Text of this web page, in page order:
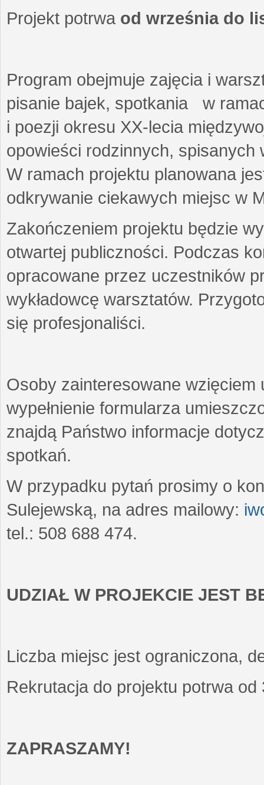
Projekt potrwa od września do
Program obejmuje zajęcia i
pisanie bajek, spotkania w
i poezji okresu XX-lecia
opowieści rodzinnych,
W ramach projektu planowana
odkrywanie ciekawych miejsc w
Zakończeniem projektu będzie
otwartej publiczności. Podczas
opracowane przez uczestników
wykładowcę warsztatów.
się profesjonaliści.
Osoby zainteresowane wzięciem
wypełnienie formularza
znajdą Państwo informacje
spotkań.
W przypadku pytań prosimy o
Sulejewską, na adres mailowy:
tel.: 508 688 474.
UDZIAŁ W PROJEKCIE JEST
Liczba miejsc jest ograniczona,
Rekrutacja do projektu potrwa
ZAPRASZAMY!